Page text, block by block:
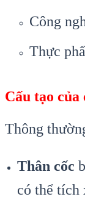
Công
Thực
Cấu tạo của
Thông
Thân cốc
có thể tích